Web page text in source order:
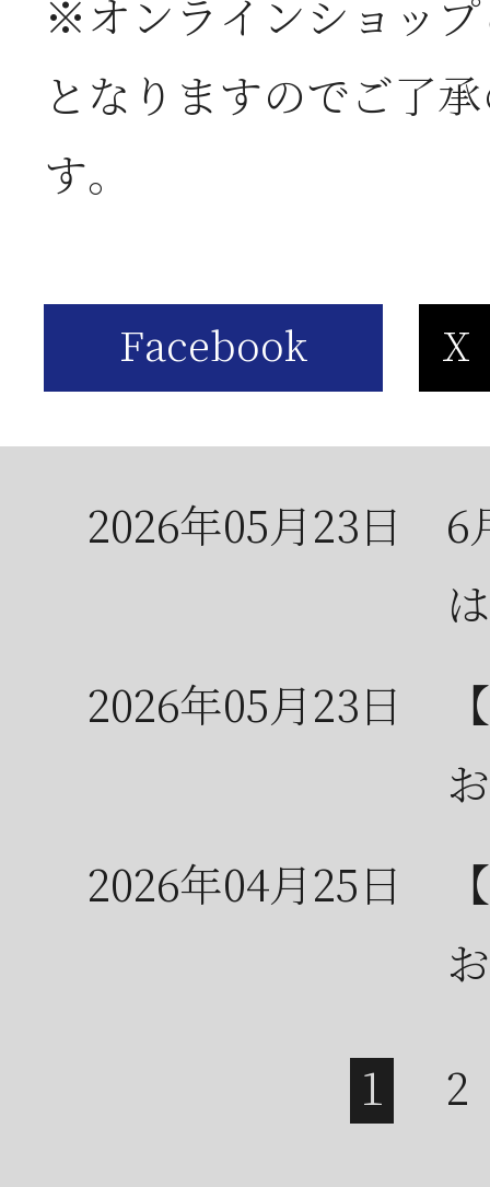
2026年06月05日
2026年06月03日
2026年05月23日
6
2026年05月23日
2026年04月25日
※オンラインショッ
となりますのでご了
す。